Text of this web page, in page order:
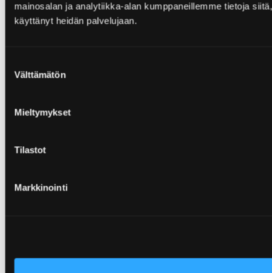
mainosalan ja analytiikka-alan kumppaneillemme tietoja
käyttänyt heidän palvelujaan.
valinta
Välttämätön
Mieltymykset
Tilastot
Markkinointi